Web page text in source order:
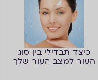
כיצד תבדילי בין סוג
העור למצב העור שלך